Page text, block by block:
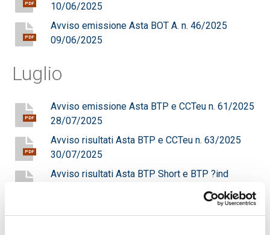
PDF
10/06/2025
PDF
Avviso emissione Asta BOT A. n. 46/2025
09/06/2025
Luglio
PDF
Avviso emissione Asta BTP e CCTeu n. 61/2025
28/07/2025
PDF
Avviso risultati Asta BTP e CCTeu n. 63/2025
30/07/2025
Avviso risultati Asta BTP Short e BTP ?ind
Avviso Asta BOT Semestrale 30/01/2026 n.